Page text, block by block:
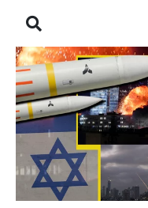
NASLOVNA
VESTI
ZADRUGA
SHOWBIZ